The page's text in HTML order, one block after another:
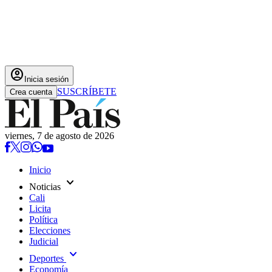
account_circle Inicia sesión
Crea cuenta SUSCRÍBETE
viernes, 7 de agosto de 2026
Inicio
Noticias expand_more
Cali
Licita
Política
Elecciones
Judicial
Deportes expand_more
Economía